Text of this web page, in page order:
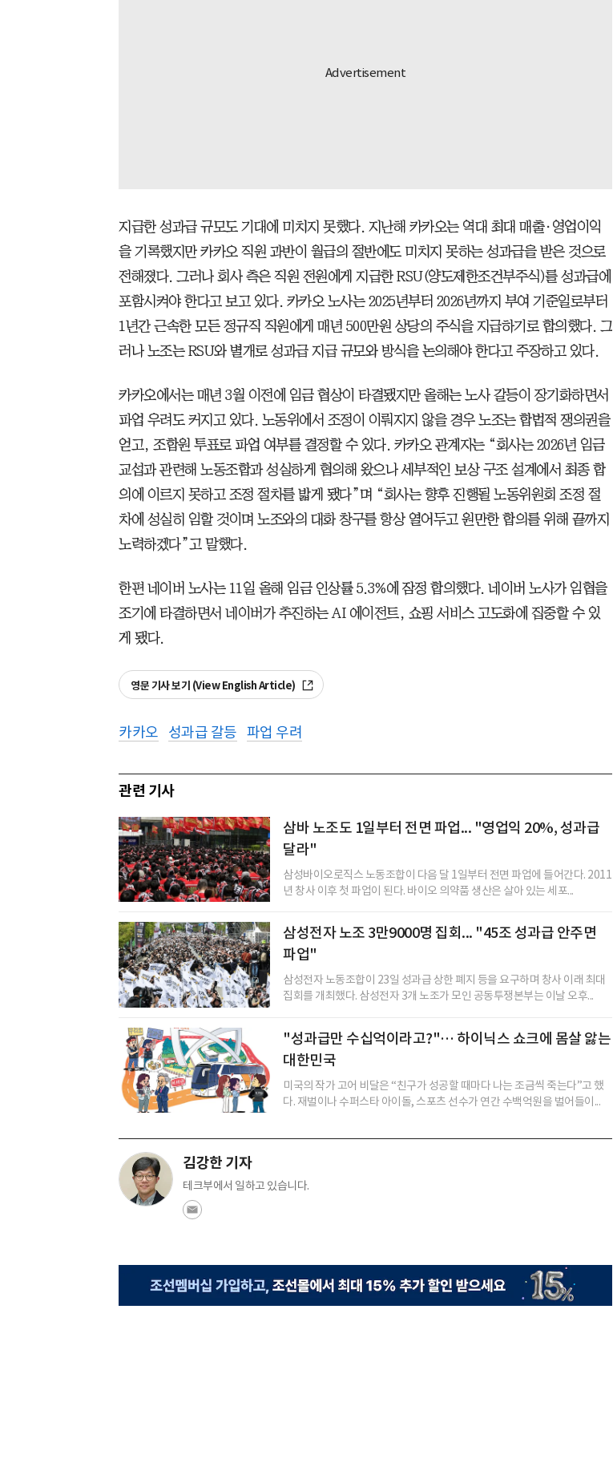
지급한 성과급 규모도 기대에 미치지 못했다. 지난해 카카오는 역대 최대 매출·영업이익
을 기록했지만 카카오 직원 과반이 월급의 절반에도 미치지 못하는 성과급을 받은 것으로
전해졌다. 그러나 회사 측은 직원 전원에게 지급한 RSU(양도제한조건부주식)를 성과급에
포함시켜야 한다고 보고 있다. 카카오 노사는 2025년부터 2026년까지 부여 기준일로부터
1년간 근속한 모든 정규직 직원에게 매년 500만원 상당의 주식을 지급하기로 합의했다. 그
러나 노조는 RSU와 별개로 성과급 지급 규모와 방식을 논의해야 한다고 주장하고 있다.
카카오에서는 매년 3월 이전에 임금 협상이 타결됐지만 올해는 노사 갈등이 장기화하면서
파업 우려도 커지고 있다. 노동위에서 조정이 이뤄지지 않을 경우 노조는 합법적 쟁의권을
얻고, 조합원 투표로 파업 여부를 결정할 수 있다. 카카오 관계자는 “회사는 2026년 임금
교섭과 관련해 노동조합과 성실하게 협의해 왔으나 세부적인 보상 구조 설계에서 최종 합
의에 이르지 못하고 조정 절차를 밟게 됐다”며 “회사는 향후 진행될 노동위원회 조정 절
차에 성실히 임할 것이며 노조와의 대화 창구를 항상 열어두고 원만한 합의를 위해 끝까지
노력하겠다”고 말했다.
한편 네이버 노사는 11일 올해 임금 인상률 5.3%에 잠정 합의했다. 네이버 노사가 임협을
조기에 타결하면서 네이버가 추진하는 AI 에이전트, 쇼핑 서비스 고도화에 집중할 수 있
게 됐다.
영문 기사 보기 (View English Article)
카카오 성과급 갈등 파업 우려
관련 기사
삼바 노조도 1일부터 전면 파업... "영업익 20%, 성과급
달라"
삼성바이오로직스 노동조합이 다음 달 1일부터 전면 파업에 들어간다. 2011
년 창사 이후 첫 파업이 된다. 바이오 의약품 생산은 살아 있는 세포...
삼성전자 노조 3만9000명 집회... "45조 성과급 안주면
파업"
삼성전자 노동조합이 23일 성과급 상한 폐지 등을 요구하며 창사 이래 최대
집회를 개최했다. 삼성전자 3개 노조가 모인 공동투쟁본부는 이날 오후...
"성과급만 수십억이라고?"… 하이닉스 쇼크에 몸살 앓는
대한민국
미국의 작가 고어 비달은 “친구가 성공할 때마다 나는 조금씩 죽는다”고 했
다. 재벌이나 수퍼스타 아이돌, 스포츠 선수가 연간 수백억원을 벌어들이...
김강한 기자
테크부에서 일하고 있습니다.